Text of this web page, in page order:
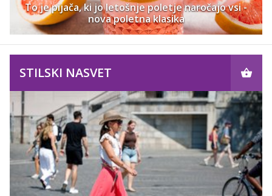
To je pijača, ki jo letošnje poletje naročajo vsi -
nova poletna klasika
STILSKI NASVET